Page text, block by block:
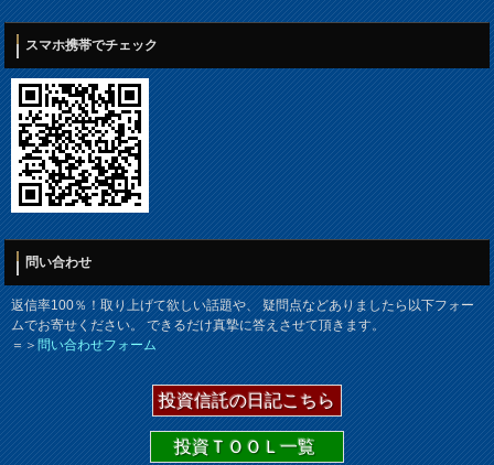
スマホ携帯でチェック
問い合わせ
返信率100％！取り上げて欲しい話題や、 疑問点などありましたら以下フォー
ムでお寄せください。 できるだけ真摯に答えさせて頂きます。
＝＞問い合わせフォーム
投資信託の日記こちら
投資ＴＯＯＬ一覧